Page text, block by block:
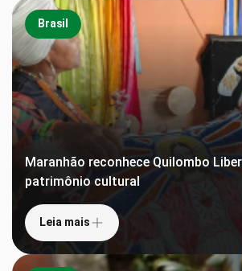
Brasil
Maranhão reconhece Quilombo
patrimônio cultural
Leia mais